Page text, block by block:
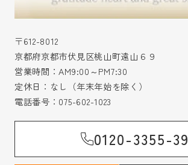
〒612-8012
京都府京都市伏見区桃山町遠山６９
営業時間：AM9:00～PM7:30
定休日：なし（年末年始を除く）
電話番号： 075-602-1023
0120-3355-39